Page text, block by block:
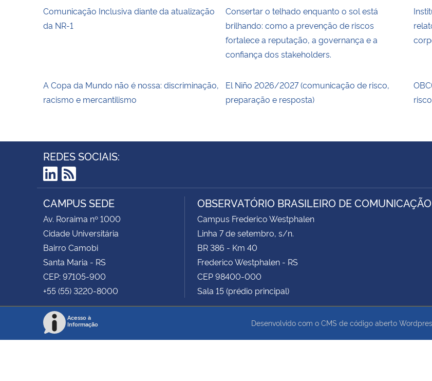
Comunicação Inclusiva diante da atualização
da NR-1
Consertar o telhado enquanto o sol está
brilhando: como a prevenção de riscos
fortalece a reputação, a governança e a
confiança dos stakeholders.
A Copa da Mundo não é nossa: discriminação,
racismo e mercantilismo
El Niño 2026/2027 (comunicação de risco,
preparação e resposta)
REDES SOCIAIS:
LinkedIn
RSS
CAMPUS SEDE
Av. Roraima nº 1000
Cidade Universitária
Bairro Camobi
Santa Maria - RS
CEP: 97105-900
+55 (55) 3220-8000
OBSERVATÓRIO BRASILEIRO DE
Campus Frederico Westphalen
Linha 7 de setembro, s/n.
BR 386 - Km 40
Frederico Westphalen - RS
CEP 98400-000
Sala 15 (prédio principal)
Acesso à
Informação
Desenvolvido com o CMS de código aberto